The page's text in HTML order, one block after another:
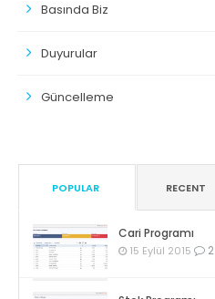
Basında Biz
Duyurular
Güncelleme
POPULAR RECENT
Cari Programı
15 Eylül 2015 2